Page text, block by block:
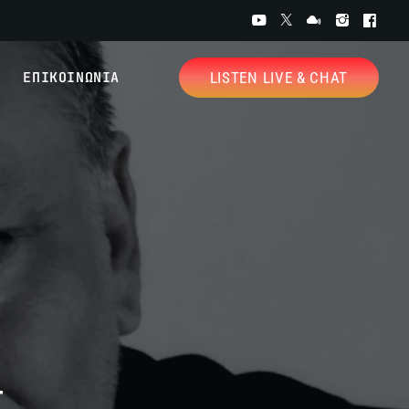
ΕΠΙΚΟΙΝΩΝΙΑ LISTEN LIVE & CHAT